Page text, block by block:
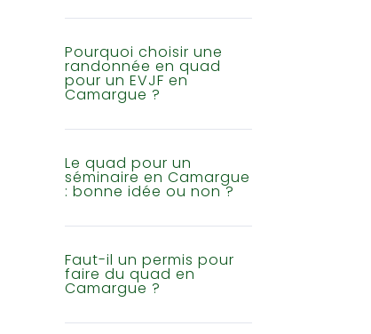
Pourquoi choisir une
randonnée en quad
pour un EVJF en
Camargue ?
Le quad pour un
séminaire en Camargue
: bonne idée ou non ?
Faut-il un permis pour
faire du quad en
Camargue ?